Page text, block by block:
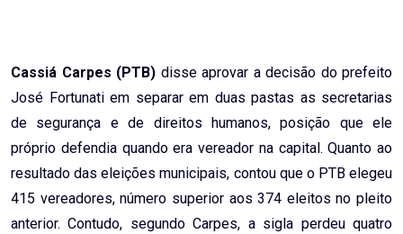
Cassiá Carpes (PTB) disse aprovar a decisão do prefeito
José Fortunati em separar em duas pastas as secretarias
de segurança e de direitos humanos, posição que ele
próprio defendia quando era vereador na capital. Quanto ao
resultado das eleições municipais, contou que o PTB elegeu
415 vereadores, número superior aos 374 eleitos no pleito
anterior. Contudo, segundo Carpes, a sigla perdeu quatro